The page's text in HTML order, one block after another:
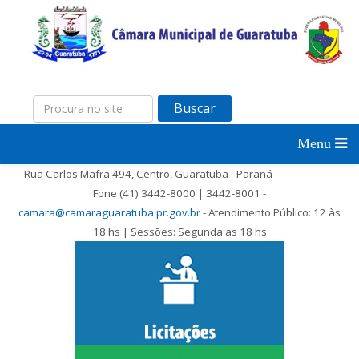
Buscar
Rua Carlos Mafra 494, Centro, Guaratuba - Paraná -
Fone (41) 3442-8000 | 3442-8001 -
camara@camaraguaratuba.pr.gov.br- Atendimento Público: 12 às
18 hs | Sessões: Segunda as 18 hs